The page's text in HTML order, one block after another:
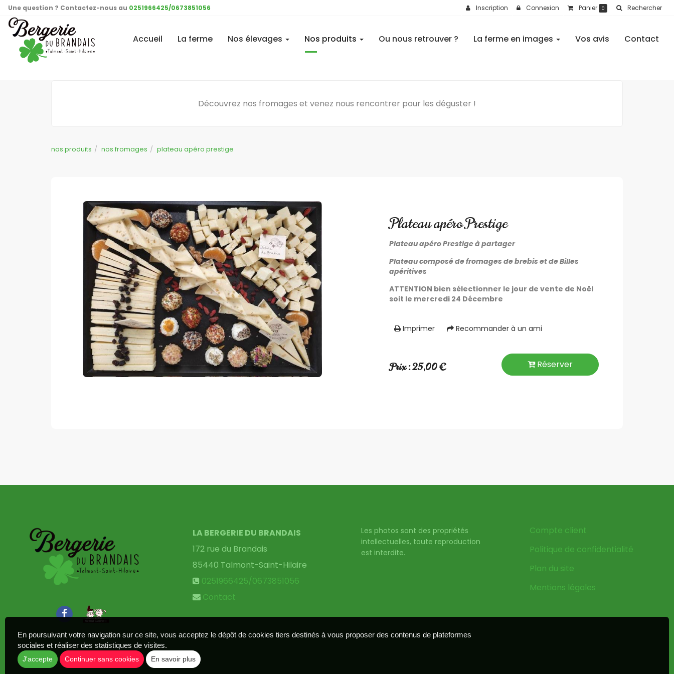
Accueil La ferme Nos élevages Nos produits Ou nous retrouver ? La ferme en images Vos avis Contact
Découvrez nos fromages et venez nous rencontrer pour les déguster !
nos produits nos fromages plateau apéro prestige
Plateau apéro Prestige
Plateau apéro Prestige à partager
Plateau composé de fromages de brebis et de Billes
apéritives
ATTENTION bien sélectionner le jour de vente de Noël
soit le mercredi 24 Décembre
Imprimer Recommander à un ami
Prix : 25,00 € Réserver
Une question ? Contactez-nous au 0251966425/0673851056 Inscription Connexion Panier 0 Rechercher
LA BERGERIE DU BRANDAIS
172 rue du Brandais
85440 Talmont-Saint-Hilaire
0251966425/0673851056
Contact
Les photos sont des propriétés
intellectuelles, toute reproduction
est interdite.
Compte client
Politique de confidentialité
Plan du site
Mentions légales
En poursuivant votre navigation sur ce site, vous acceptez le dépôt de cookies tiers destinés à vous proposer des contenus de plateformes
sociales et réaliser des statistiques de visites.
J'accepte Continuer sans cookies En savoir plus